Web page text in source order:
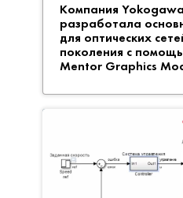
Компания
разработала
для оптических
поколения с
Mentor Graphics